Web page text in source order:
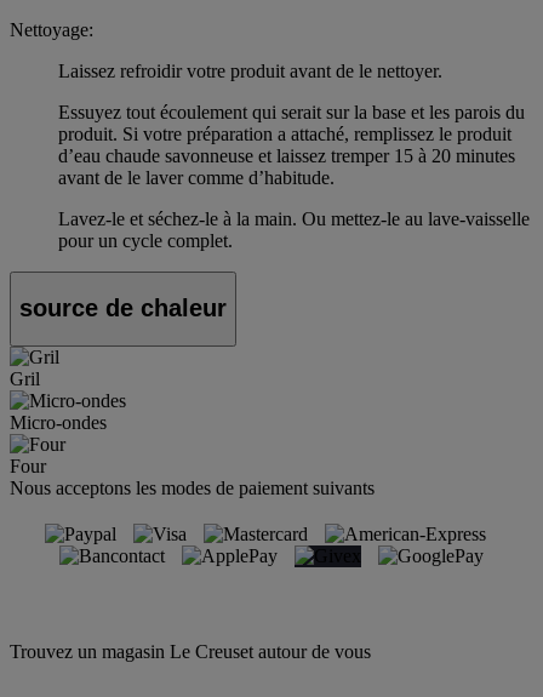
Nettoyage:
Laissez refroidir votre produit avant de le nettoyer.
Essuyez tout écoulement qui serait sur la base et les parois du
produit. Si votre préparation a attaché, remplissez le produit
d’eau chaude savonneuse et laissez tremper 15 à 20 minutes
avant de le laver comme d’habitude.
Lavez-le et séchez-le à la main. Ou mettez-le au lave-vaisselle
pour un cycle complet.
source de chaleur
Gril
Micro-ondes
Four
Nous acceptons les modes de paiement suivants
Trouvez un magasin Le Creuset autour de vous